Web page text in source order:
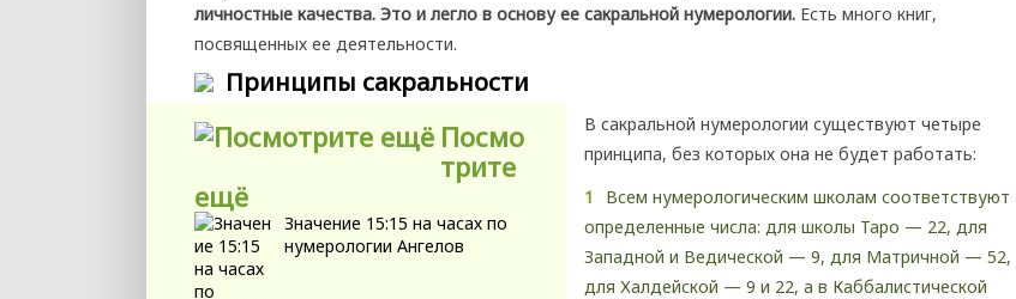
личностные качества. Это и легло в основу ее сакральной нумерологии. Есть много книг,
посвященных ее деятельности.
Принципы сакральности
Посмо
трите
ещё
Значение 15:15 на часах по
нумерологии Ангелов
В сакральной нумерологии существуют четыре
принципа, без которых она не будет работать:
Всем нумерологическим школам соответствуют
определенные числа: для школы Таро — 22, для
Западной и Ведической — 9, для Матричной — 52,
для Халдейской — 9 и 22, а в Каббалистической